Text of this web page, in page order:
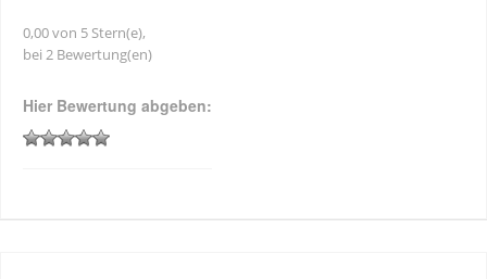
0,00 von 5 Stern(e),
bei 2 Bewertung(en)
Hier Bewertung abgeben: